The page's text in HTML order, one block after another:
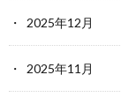
2025年12月
2025年11月